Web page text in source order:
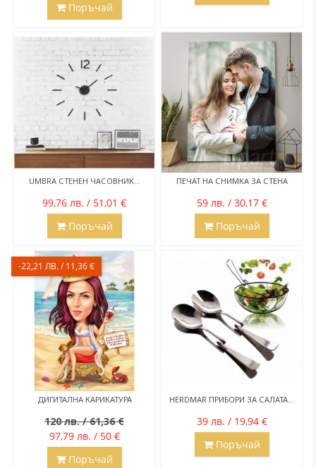
Поръчай
UMBRA СТЕНЕН ЧАСОВНИК...
99,76 лв. / 51,01 €
Поръчай
ПЕЧАТ НА СНИМКА ЗА СТЕНА
59 лв. / 30,17 €
Поръчай
ДИГИТАЛНА КАРИКАТУРА
120 лв. / 61,36 €
97,79 лв. / 50 €
-22,21 ЛВ. / 11,36 €
Поръчай
HERDMAR ПРИБОРИ ЗА САЛАТА...
39 лв. / 19,94 €
Поръчай